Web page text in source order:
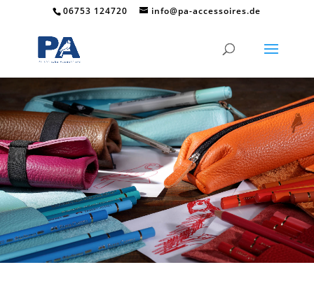
06753 124720 info@pa-accessoires.de